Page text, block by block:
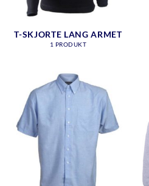
T-SKJORTE LANG ARMET
1 PRODUKT